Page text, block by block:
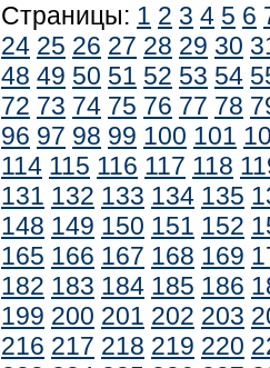
Страницы: 1 2 3 4 5 6
24 25 26 27 28 29 30
48 49 50 51 52 53 54
72 73 74 75 76 77 78
96 97 98 99 100 101
114 115 116 117 118
131 132 133 134 135
148 149 150 151 152
165 166 167 168 169
182 183 184 185 186
199 200 201 202 203
216 217 218 219 220